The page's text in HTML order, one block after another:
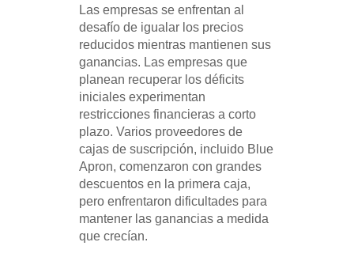
Las empresas se enfrentan al
desafío de igualar los precios
reducidos mientras mantienen sus
ganancias. Las empresas que
planean recuperar los déficits
iniciales experimentan
restricciones financieras a corto
plazo. Varios proveedores de
cajas de suscripción, incluido Blue
Apron, comenzaron con grandes
descuentos en la primera caja,
pero enfrentaron dificultades para
mantener las ganancias a medida
que crecían.